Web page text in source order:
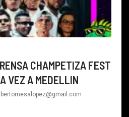
CHAMPETIZA FEST
VEZ A MEDELLIN